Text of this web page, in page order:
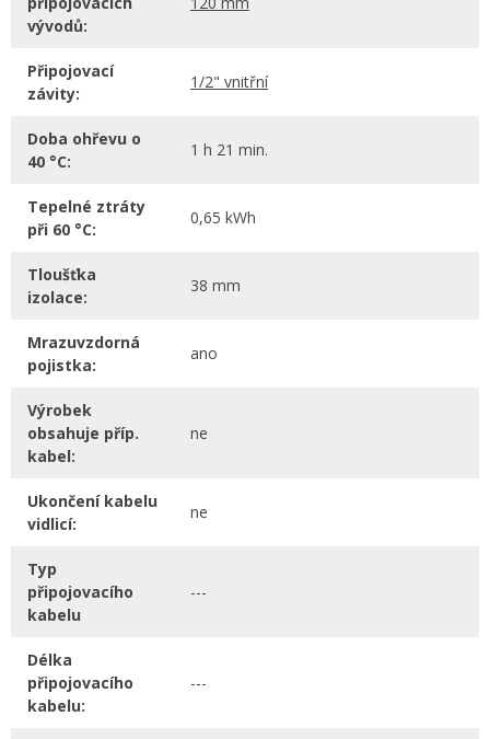
vývodů:
Připojovací
závity:
1/2" vnitřní
Doba ohřevu o
40 °C:
1 h 21 min.
Tepelné ztráty
při 60 °C:
0,65 kWh
Tloušťka
izolace:
38 mm
Mrazuvzdorná
pojistka:
ano
Výrobek
obsahuje příp.
kabel:
ne
Ukončení kabelu
vidlicí:
ne
Typ
připojovacího
kabelu
---
Délka
připojovacího
kabelu:
---